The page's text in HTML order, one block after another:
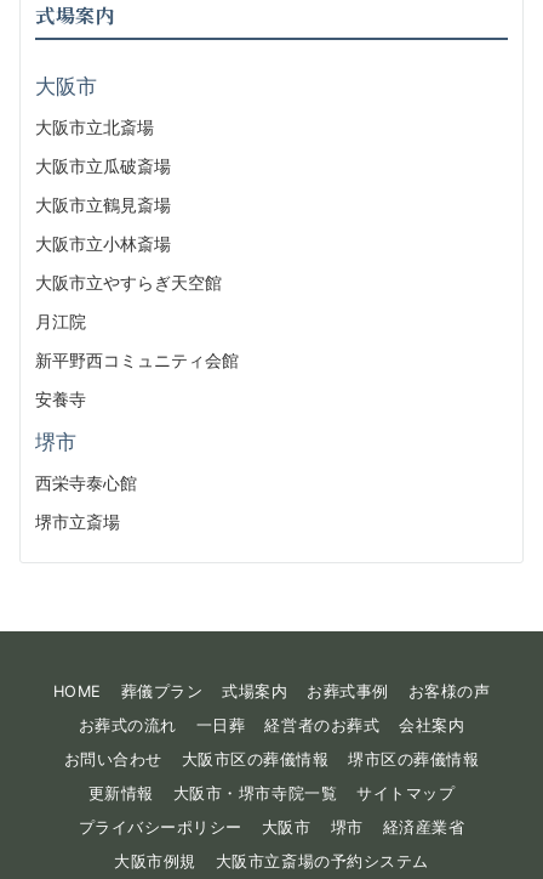
式場案内
大阪市
大阪市立北斎場
大阪市立瓜破斎場
大阪市立鶴見斎場
大阪市立小林斎場
大阪市立やすらぎ天空館
月江院
新平野西コミュニティ会館
安養寺
堺市
西栄寺泰心館
堺市立斎場
HOME 葬儀プラン 式場案内 お葬式事例
お客様の声
お葬式の流れ
一日葬 経営者のお葬式
会社案内
お問い合わせ
大阪市区の葬儀情報
堺市区の葬儀情報
更新情報
大阪市・堺市寺院一覧
サイトマップ
プライバシーポリシー
大阪市 堺市
経済産業省
大阪市例規
大阪市立斎場の予約システム